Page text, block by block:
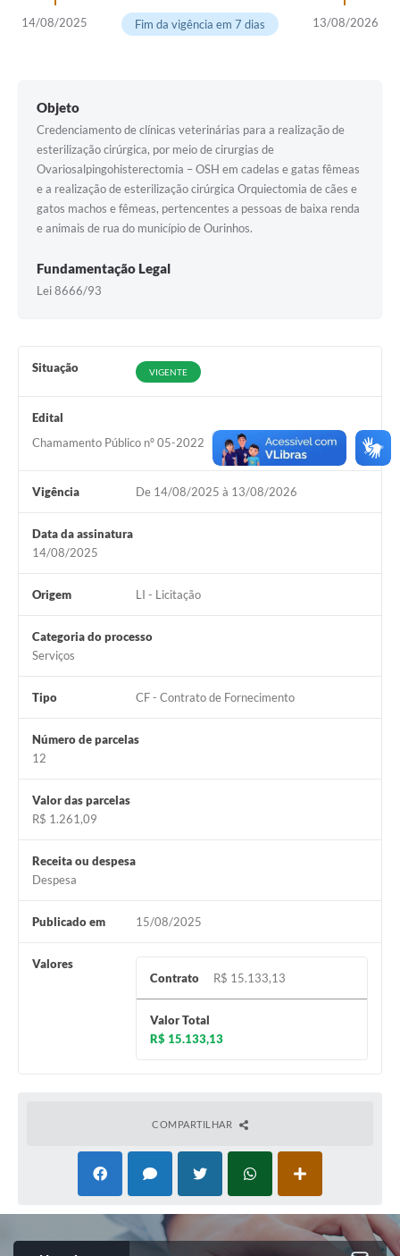
14/08/2025 13/08/2026
Fim da vigência em 7 dias
Objeto
Credenciamento de clínicas veterinárias para a realização de
esterilização cirúrgica, por meio de cirurgias de
Ovariosalpingohisterectomia – OSH em cadelas e gatas fêmeas
e a realização de esterilização cirúrgica Orquiectomia de cães e
gatos machos e fêmeas, pertencentes a pessoas de baixa renda
e animais de rua do município de Ourinhos.
Fundamentação Legal
Lei 8666/93
Situação VIGENTE
Edital
Chamamento Público nº 05-2022
Acessar
Vigência De 14/08/2025 à 13/08/2026
Data da assinatura
14/08/2025
Origem LI - Licitação
Categoria do processo
Serviços
Tipo CF - Contrato de Fornecimento
Número de parcelas
12
Valor das parcelas
R$ 1.261,09
Receita ou despesa
Despesa
Publicado em 15/08/2025
Valores
Contrato
R$ 15.133,13
Valor Total
R$ 15.133,13
COMPARTILHAR